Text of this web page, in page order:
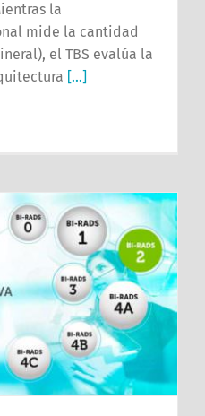
la
mide la cantidad
el TBS evalúa la
[...]